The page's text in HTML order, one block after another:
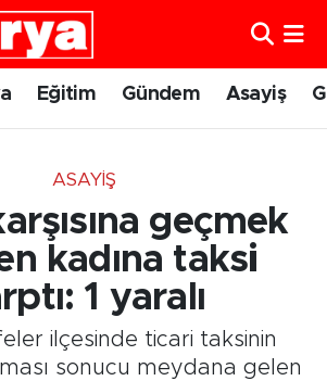
Eğitim Gündem Asayiş
ASAYIŞ
geçmek
kadına taksi
1 yaralı
ilçesinde ticari taksinin
sonucu meydana gelen
Eczaneler
Vakitleri
Yoğunluk Haritası
Durumu ve Fikstür